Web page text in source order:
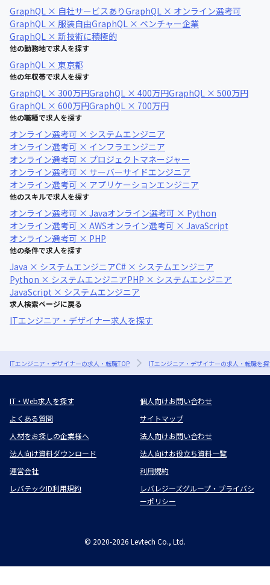
GraphQL × 自社サービスありGraphQL × オンライン選考可
GraphQL × 服装自由GraphQL × ベンチャー企業
GraphQL × 新技術に積極的
他の勤務地で求人を探す
GraphQL × 東京都
他の年収帯で求人を探す
GraphQL × 300万円GraphQL × 400万円GraphQL × 500万円
GraphQL × 600万円GraphQL × 700万円
他の職種で求人を探す
オンライン選考可 × システムエンジニア
オンライン選考可 × インフラエンジニア
オンライン選考可 × プロジェクトマネージャー
オンライン選考可 × サーバーサイドエンジニア
オンライン選考可 × アプリケーションエンジニア
他のスキルで求人を探す
オンライン選考可 × Javaオンライン選考可 × Python
オンライン選考可 × AWSオンライン選考可 × JavaScript
オンライン選考可 × PHP
他の条件で求人を探す
Java × システムエンジニアC# × システムエンジニア
Python × システムエンジニアPHP × システムエンジニア
JavaScript × システムエンジニア
求人検索ページに戻る
ITエンジニア・デザイナー求人を探す
ITエンジニア・デザイナーの求人・転職TOP ITエンジニア・デザイナーの求人・転職を
IT・Web求人を探す
個人向けお問い合わせ
よくある質問
サイトマップ
人材をお探しの企業様へ
法人向けお問い合わせ
法人向け資料ダウンロード
法人向けお役立ち資料一覧
運営会社
利用規約
レバテックID利用規約
レバレジーズグループ・プライバシ
ーポリシー
© 2020-2026 Levtech Co., Ltd.